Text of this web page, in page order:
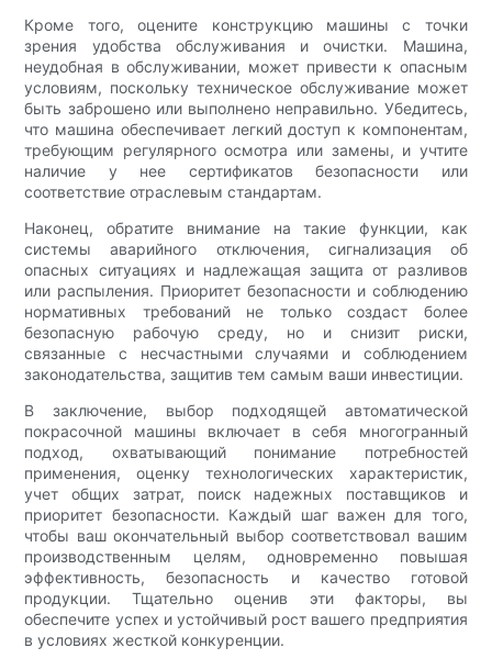
Кроме того, оцените конструкцию машины с точки
зрения удобства обслуживания и очистки. Машина,
неудобная в обслуживании, может привести к опасным
условиям, поскольку техническое обслуживание может
быть заброшено или выполнено неправильно. Убедитесь,
что машина обеспечивает легкий доступ к компонентам,
требующим регулярного осмотра или замены, и учтите
наличие у нее сертификатов безопасности или
соответствие отраслевым стандартам.
Наконец, обратите внимание на такие функции, как
системы аварийного отключения, сигнализация об
опасных ситуациях и надлежащая защита от разливов
или распыления. Приоритет безопасности и соблюдению
нормативных требований не только создаст более
безопасную рабочую среду, но и снизит риски,
связанные с несчастными случаями и соблюдением
законодательства, защитив тем самым ваши инвестиции.
В заключение, выбор подходящей автоматической
покрасочной машины включает в себя многогранный
подход, охватывающий понимание потребностей
применения, оценку технологических характеристик,
учет общих затрат, поиск надежных поставщиков и
приоритет безопасности. Каждый шаг важен для того,
чтобы ваш окончательный выбор соответствовал вашим
производственным целям, одновременно повышая
эффективность, безопасность и качество готовой
продукции. Тщательно оценив эти факторы, вы
обеспечите успех и устойчивый рост вашего предприятия
в условиях жесткой конкуренции.